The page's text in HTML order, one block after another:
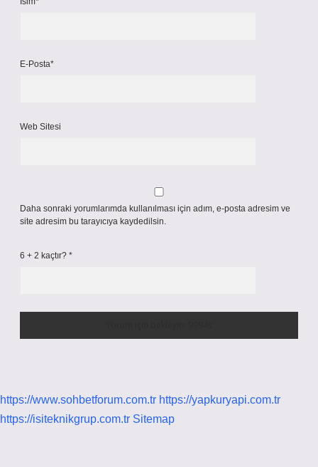
E-Posta*
Web Sitesi
Daha sonraki yorumlarımda kullanılması için adım, e-posta adresim ve
site adresim bu tarayıcıya kaydedilsin.
6 + 2 kaçtır? *
https://www.sohbetforum.com.tr https://yapkuryapi.com.tr
https://isiteknikgrup.com.tr Sitemap